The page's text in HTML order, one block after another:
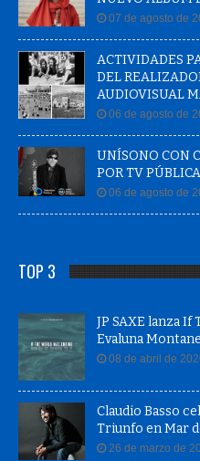
07 de agosto de
ACTIVIDADES
DEL
AUDIOVISUAL
06 de agosto de
UNÍSONO CON
POR TV PÚBLICA
06 de agosto de
TOP 3
JP SAXE lanza If
Evaluna
08 de abril de
Claudio Basso
Triunfo en Mar
26 de marzo de